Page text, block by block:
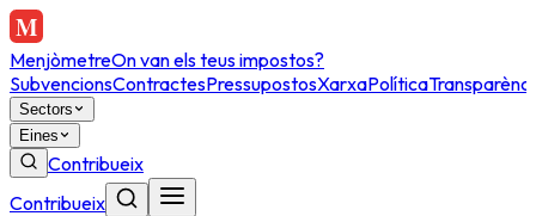
MenjòmetreOn van els teus impostos?
SubvencionsContractesPressupostosXarxaPolítica
Sectors
Eines
Contribueix
Contribueix